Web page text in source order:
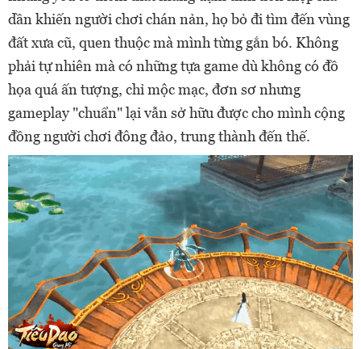
dần khiến người chơi chán nản, họ bỏ đi tìm đến vùng
đất xưa cũ, quen thuộc mà mình từng gắn bó. Không
phải tự nhiên mà có những tựa game dù không có đồ
họa quá ấn tượng, chỉ mộc mạc, đơn sơ nhưng
gameplay "chuẩn" lại vẫn sở hữu được cho mình cộng
đồng người chơi đông đảo, trung thành đến thế.